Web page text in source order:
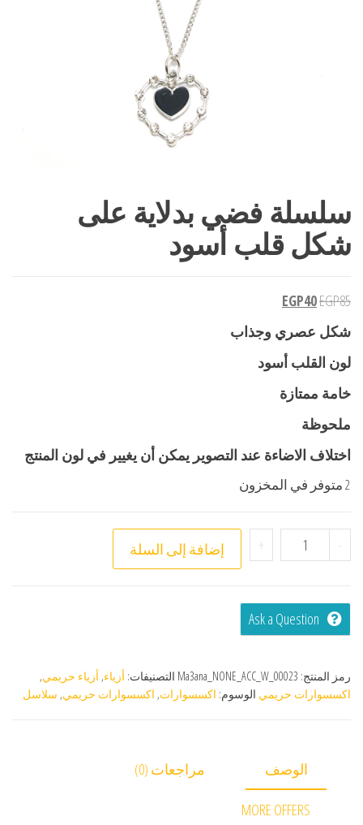
سلسلة فضي بدلاية على
شكل قلب أسود
EGP85
EGP40
شكل عصري وجذاب
لون القلب أسود
خامة ممتازة
ملحوظة
اختلاف الاضاءة عند التصوير يمكن أن يغيير في لون المنتج
2 متوفر في المخزون
-
+ إضافة إلى السلة
Ask a Question
رمز المنتج: Ma3ana_NONE_ACC_W_00023 التصنيفات: أزياء, أزياء حريمي,
اكسسوارات حريمي الوسوم: اكسسوارات, اكسسوارات حريمي, سلاسل
الوصف مراجعات (0)
MORE OFFERS